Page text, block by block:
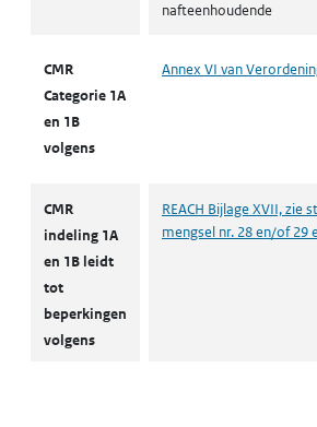
nafteenhoudende
CMR
Categorie 1A
en 1B
volgens
Annex VI van
CMR
indeling 1A
en 1B leidt
tot
beperkingen
volgens
REACH Bijlage XVII, zie
mengsel nr. 28 en/of 29